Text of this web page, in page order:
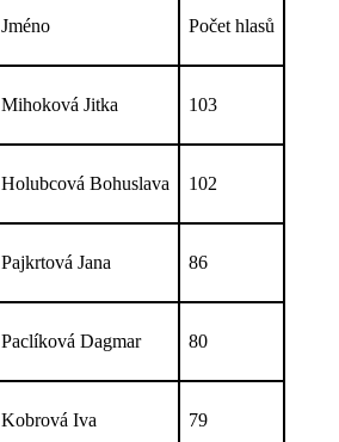
Jméno Počet hlasů
Mihoková Jitka 103
Holubcová Bohuslava 102
Pajkrtová Jana 86
Paclíková Dagmar 80
Kobrová Iva 79